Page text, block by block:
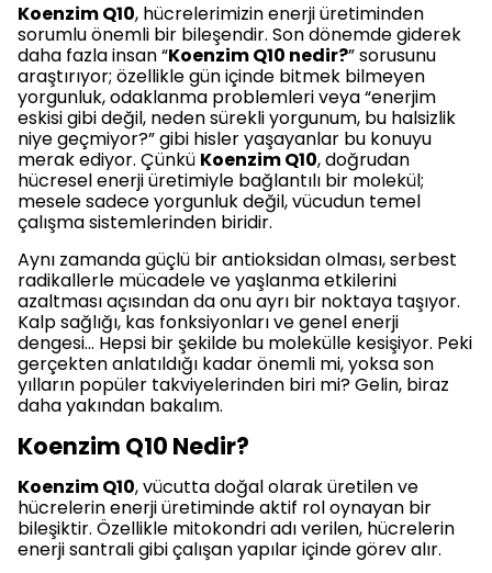
Koenzim Q10, hücrelerimizin enerji üretiminden
sorumlu önemli bir bileşendir. Son dönemde giderek
daha fazla insan “Koenzim Q10 nedir?” sorusunu
araştırıyor; özellikle gün içinde bitmek bilmeyen
yorgunluk, odaklanma problemleri veya “enerjim
eskisi gibi değil, neden sürekli yorgunum, bu halsizlik
niye geçmiyor?” gibi hisler yaşayanlar bu konuyu
merak ediyor. Çünkü Koenzim Q10, doğrudan
hücresel enerji üretimiyle bağlantılı bir molekül;
mesele sadece yorgunluk değil, vücudun temel
çalışma sistemlerinden biridir.
Aynı zamanda güçlü bir antioksidan olması, serbest
radikallerle mücadele ve yaşlanma etkilerini
azaltması açısından da onu ayrı bir noktaya taşıyor.
Kalp sağlığı, kas fonksiyonları ve genel enerji
dengesi… Hepsi bir şekilde bu molekülle kesişiyor. Peki
gerçekten anlatıldığı kadar önemli mi, yoksa son
yılların popüler takviyelerinden biri mi? Gelin, biraz
daha yakından bakalım.
Koenzim Q10 Nedir?
Koenzim Q10, vücutta doğal olarak üretilen ve
hücrelerin enerji üretiminde aktif rol oynayan bir
bileşiktir. Özellikle mitokondri adı verilen, hücrelerin
enerji santrali gibi çalışan yapılar içinde görev alır.